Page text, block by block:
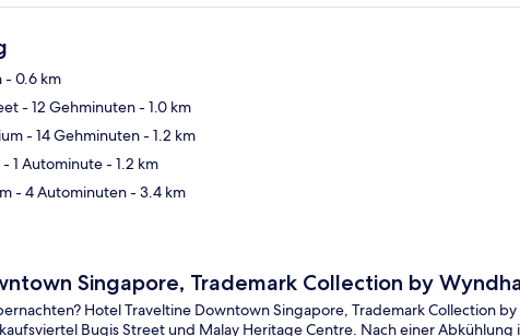
- 0.6 km
- 12 Gehminuten- 1.0 km
- 14 Gehminuten- 1.2 km
- 1 Autominute- 1.2 km
- 4 Autominuten- 3.4 km
Singapore, Trademark Collection by
Hotel Traveltine Downtown Singapore, Trademark Collection by
Bugis Street und Malay Heritage Centre. Nach einer Abkühlung